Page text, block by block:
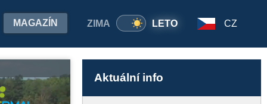
ZIMA LETO
MAGAZÍN CZ
Aktuální info